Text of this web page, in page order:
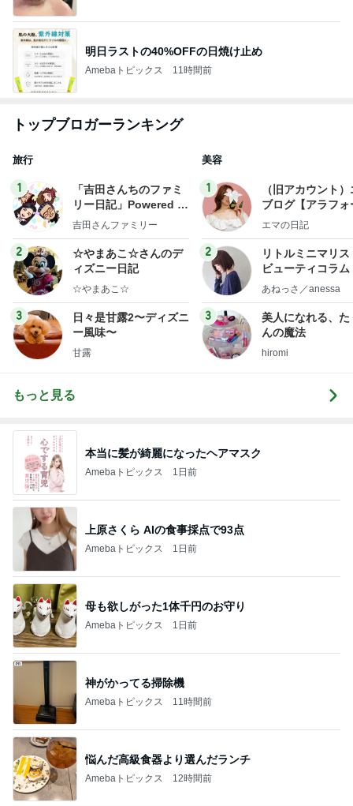
明日ラストの40%OFFの日焼け止め
Amebaトピックス 11時間前
トップブロガーランキング
旅行
1
「吉田さんちのファミ
リー日記」Powered b
y Ameba 吉田さんファ
ログ
吉田さんファミリー
2
☆やまあこ☆さんのデ
ィズニー日記
☆やまあこ☆
3
日々是甘露2〜ディズニ
ー風味〜
甘露
美容
1
（旧アカウント
ブログ【アラフォ
社売却セカンドラ
エマの日記
2
リトルミニマリス
ビューティコラ
little
あねっさ／anessa
3
美人になれる、た
んの魔法
hiromi
もっと見る
本当に髪が綺麗になったヘアマスク
Amebaトピックス 1日前
上原さくら AIの食事採点で93点
Amebaトピックス 1日前
母も欲しがった1体千円のお守り
Amebaトピックス 1日前
神がかってる掃除機
Amebaトピックス 11時間前
悩んだ高級食器より選んだランチ
Amebaトピックス 12時間前